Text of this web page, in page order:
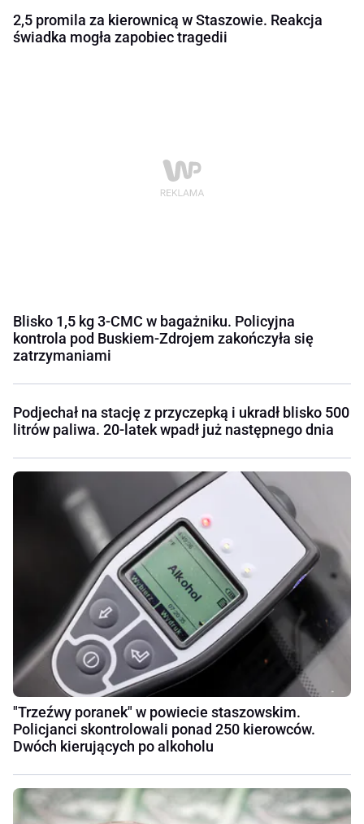
2,5 promila za kierownicą w Staszowie. Reakcja
świadka mogła zapobiec tragedii
Blisko 1,5 kg 3-CMC w bagażniku. Policyjna
kontrola pod Buskiem-Zdrojem zakończyła się
zatrzymaniami
Podjechał na stację z przyczepką i ukradł blisko 500
litrów paliwa. 20-latek wpadł już następnego dnia
"Trzeźwy poranek" w powiecie staszowskim.
Policjanci skontrolowali ponad 250 kierowców.
Dwóch kierujących po alkoholu